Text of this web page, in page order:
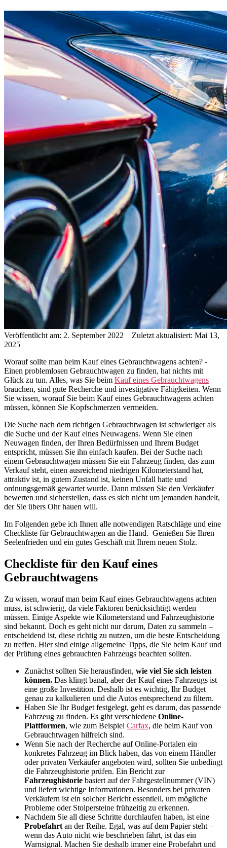
Veröffentlicht am: 2. September 2022 Zuletzt aktualisiert: Mai 13,
2025
Worauf sollte man beim Kauf eines Gebrauchtwagens achten? -
Einen problemlosen Gebrauchtwagen zu finden, hat nichts mit
Glück zu tun. Alles, was Sie beim Kauf eines Gebrauchtwagens
brauchen, sind gute Recherche und investigative Fähigkeiten. Wenn
Sie wissen, worauf Sie beim Kauf eines Gebrauchtwagens achten
müssen, können Sie Kopfschmerzen vermeiden.
Die Suche nach dem richtigen Gebrauchtwagen ist schwieriger als
die Suche und der Kauf eines Neuwagens. Wenn Sie einen
Neuwagen finden, der Ihren Bedürfnissen und Ihrem Budget
entspricht, müssen Sie ihn einfach kaufen. Bei der Suche nach
einem Gebrauchtwagen müssen Sie ein Fahrzeug finden, das zum
Verkauf steht, einen ausreichend niedrigen Kilometerstand hat,
attraktiv ist, in gutem Zustand ist, keinen Unfall hatte und
ordnungsgemäß gewartet wurde. Dann müssen Sie den Verkäufer
bewerten und sicherstellen, dass es sich nicht um jemanden handelt,
der Sie übers Ohr hauen will.
Im Folgenden gebe ich Ihnen alle notwendigen Ratschläge und eine
Checkliste für Gebrauchtwagen an die Hand. Genießen Sie Ihren
Seelenfrieden und ein gutes Geschäft mit Ihrem neuen Stolz.
Checkliste für den Kauf eines
Gebrauchtwagens
Zu wissen, worauf man beim Kauf eines Gebrauchtwagens achten
muss, ist schwierig, da viele Faktoren berücksichtigt werden
müssen. Einige Aspekte wie Kilometerstand und Fahrzeughistorie
sind bekannt. Doch es geht nicht nur darum, Daten zu sammeln –
entscheidend ist, diese richtig zu nutzen, um die beste Entscheidung
zu treffen. Hier sind einige allgemeine Tipps, die Sie beim Kauf und
der Prüfung eines gebrauchten Fahrzeugs beachten sollten.
Zunächst sollten Sie herausfinden, wie viel Sie sich leisten
können. Das klingt banal, aber der Kauf eines Fahrzeugs ist
eine große Investition. Deshalb ist es wichtig, Ihr Budget
genau zu kalkulieren und die Autos entsprechend zu filtern.
Haben Sie Ihr Budget festgelegt, geht es darum, das passende
Fahrzeug zu finden. Es gibt verschiedene Online-
Plattformen, wie zum Beispiel Carfax, die beim Kauf von
Gebrauchtwagen hilfreich sind.
Wenn Sie nach der Recherche auf Online-Portalen ein
konkretes Fahrzeug im Blick haben, das von einem Händler
oder privaten Verkäufer angeboten wird, sollten Sie unbedingt
die Fahrzeughistorie prüfen. Ein Bericht zur
Fahrzeughistorie basiert auf der Fahrgestellnummer (VIN)
und liefert wichtige Informationen. Besonders bei privaten
Verkäufern ist ein solcher Bericht essentiell, um mögliche
Probleme oder Stolpersteine frühzeitig zu erkennen.
Nachdem Sie all diese Schritte durchlaufen haben, ist eine
Probefahrt an der Reihe. Egal, was auf dem Papier steht –
wenn das Auto nicht wie beschrieben fährt, ist das ein
Warnsignal. Machen Sie deshalb immer eine Probefahrt und